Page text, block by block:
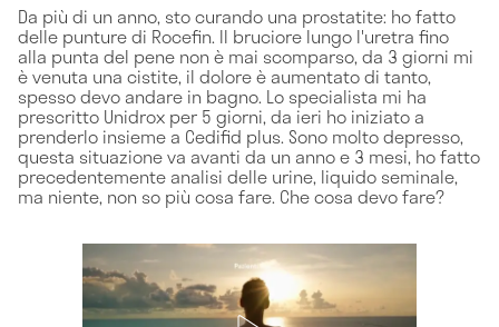
Da più di un anno, sto curando una prostatite: ho fatto
delle punture di Rocefin. Il bruciore lungo l'uretra fino
alla punta del pene non è mai scomparso, da 3 giorni mi
è venuta una cistite, il dolore è aumentato di tanto,
spesso devo andare in bagno. Lo specialista mi ha
prescritto Unidrox per 5 giorni, da ieri ho iniziato a
prenderlo insieme a Cedifid plus. Sono molto depresso,
questa situazione va avanti da un anno e 3 mesi, ho fatto
precedentemente analisi delle urine, liquido seminale,
ma niente, non so più cosa fare. Che cosa devo fare?